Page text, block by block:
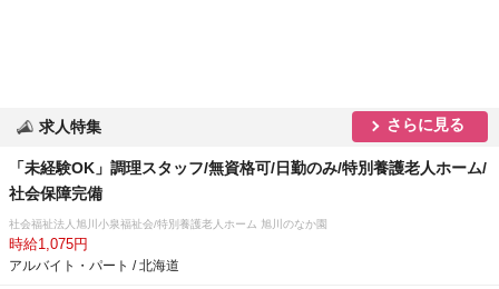
求人特集 さらに見る
「未経験OK」調理スタッフ/無資格可/日勤のみ/特別養護老人ホーム/
社会保障完備
社会福祉法人旭川小泉福祉会/特別養護老人ホーム 旭川のなか園
時給1,075円
アルバイト・パート / 北海道